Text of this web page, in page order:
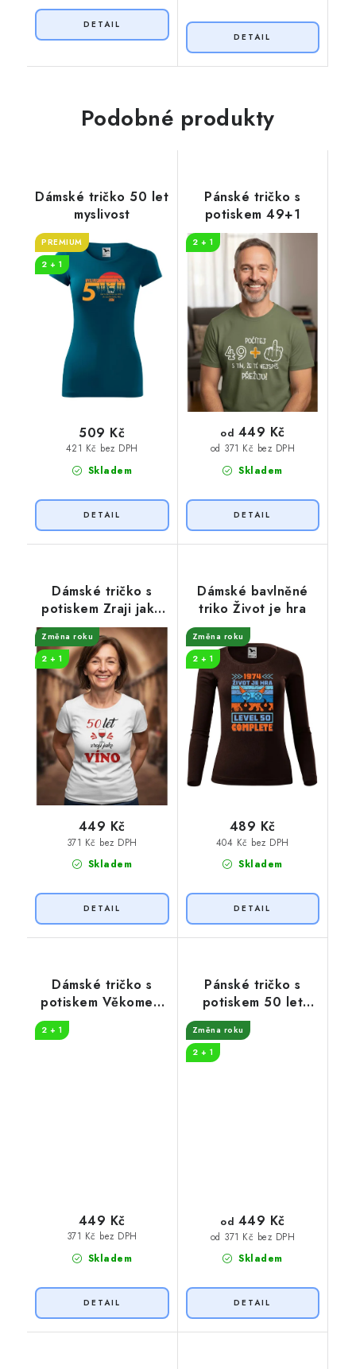
Podobné produkty
Dámské tričko 50 let
myslivost
PREMIUM
2 + 1
Skladem
421 Kč bez DPH
509 Kč
Pánské tričko s
potiskem 49+1
2 + 1
Skladem
od 371 Kč bez DPH
od 449 Kč
Dámské tričko s
potiskem Zraji jako
víno
Změna roku
2 + 1
Skladem
371 Kč bez DPH
449 Kč
Dámské bavlněné
triko Život je hra
Změna roku
2 + 1
Skladem
404 Kč bez DPH
489 Kč
Dámské tričko s
potiskem Věkometr
2 + 1
Skladem
371 Kč bez DPH
449 Kč
Pánské tričko s
potiskem 50 let
legenda
Změna roku
2 + 1
Skladem
od 371 Kč bez DPH
od 449 Kč